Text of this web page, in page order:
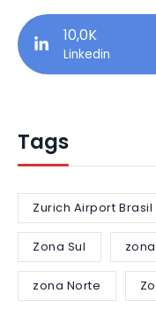
10,0K
Linkedin
Tags
Zurich Airport Brasil
Zona Sul
zona Norte